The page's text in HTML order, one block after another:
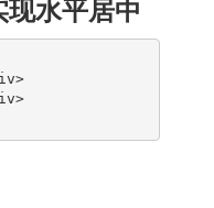
水平居中